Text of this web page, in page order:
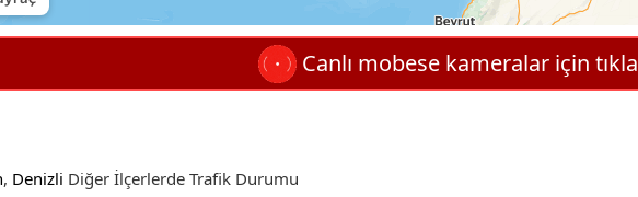
Canlı mobese kameralar için tıkla
, Denizli Diğer İlçerlerde Trafik Durumu